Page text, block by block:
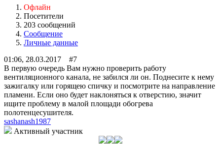
Офлайн
Посетители
203 сообщений
Сообщение
Личные данные
01:06, 28.03.2017 #7
В первую очередь Вам нужно проверить работу
вентиляционного канала, не забился ли он. Поднесите к нему
зажигалку или горящею спичку и посмотрите на направление
пламени. Если оно будет наклоняться к отверстию, значит
ищите проблему в малой площади обогрева
полотенцесушителя.
sashanash1987
Активный участник